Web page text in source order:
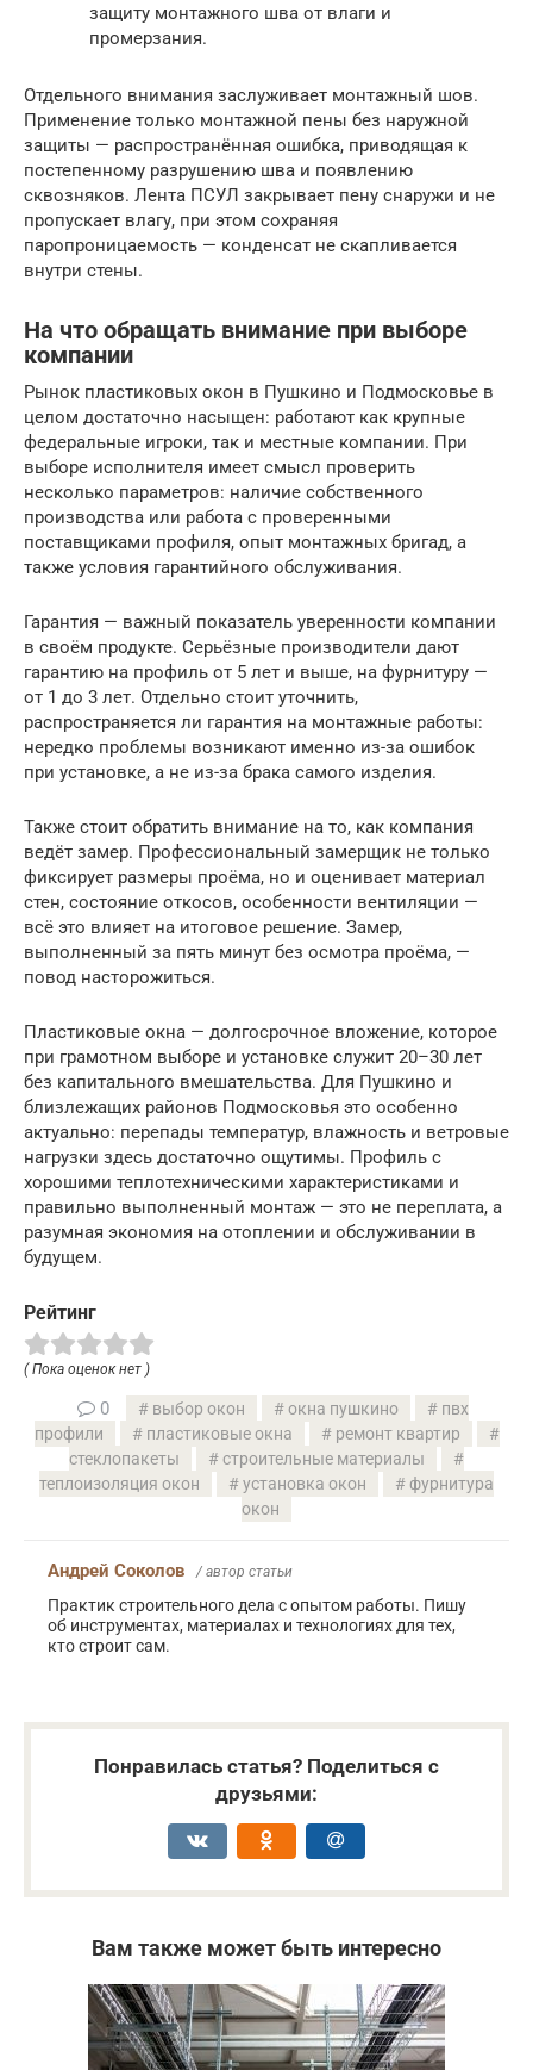
защиту монтажного шва от влаги и
промерзания.
Отдельного внимания заслуживает монтажный шов.
Применение только монтажной пены без наружной
защиты — распространённая ошибка, приводящая к
постепенному разрушению шва и появлению
сквозняков. Лента ПСУЛ закрывает пену снаружи и не
пропускает влагу, при этом сохраняя
паропроницаемость — конденсат не скапливается
внутри стены.
На что обращать внимание при выборе
компании
Рынок пластиковых окон в Пушкино и Подмосковье в
целом достаточно насыщен: работают как крупные
федеральные игроки, так и местные компании. При
выборе исполнителя имеет смысл проверить
несколько параметров: наличие собственного
производства или работа с проверенными
поставщиками профиля, опыт монтажных бригад, а
также условия гарантийного обслуживания.
Гарантия — важный показатель уверенности компании
в своём продукте. Серьёзные производители дают
гарантию на профиль от 5 лет и выше, на фурнитуру —
от 1 до 3 лет. Отдельно стоит уточнить,
распространяется ли гарантия на монтажные работы:
нередко проблемы возникают именно из-за ошибок
при установке, а не из-за брака самого изделия.
Также стоит обратить внимание на то, как компания
ведёт замер. Профессиональный замерщик не только
фиксирует размеры проёма, но и оценивает материал
стен, состояние откосов, особенности вентиляции —
всё это влияет на итоговое решение. Замер,
выполненный за пять минут без осмотра проёма, —
повод насторожиться.
Пластиковые окна — долгосрочное вложение, которое
при грамотном выборе и установке служит 20–30 лет
без капитального вмешательства. Для Пушкино и
близлежащих районов Подмосковья это особенно
актуально: перепады температур, влажность и ветровые
нагрузки здесь достаточно ощутимы. Профиль с
хорошими теплотехническими характеристиками и
правильно выполненный монтаж — это не переплата, а
разумная экономия на отоплении и обслуживании в
будущем.
Рейтинг
( Пока оценок нет )
0 выбор окон окна пушкино
пвх
профили
пластиковые окна
ремонт квартир
стеклопакеты
строительные материалы
теплоизоляция окон
установка окон
фурнитура
окон
Андрей Соколов / автор статьи
Практик строительного дела с опытом работы. Пишу
об инструментах, материалах и технологиях для тех,
кто строит сам.
Понравилась статья? Поделиться с
друзьями:
Вам также может быть интересно